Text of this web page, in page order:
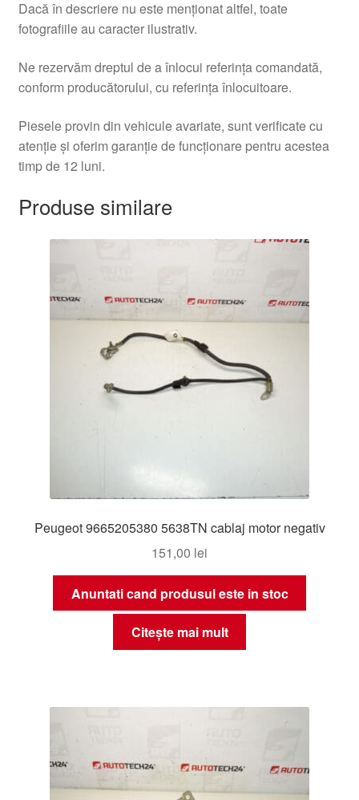
Dacă în descriere nu este menționat altfel, toate
fotografiile au caracter ilustrativ.
Ne rezervăm dreptul de a înlocui referința comandată,
conform producătorului, cu referința înlocuitoare.
Piesele provin din vehicule avariate, sunt verificate cu
atenție și oferim garanție de funcționare pentru acestea
timp de 12 luni.
Produse similare
Peugeot 9665205380 5638TN cablaj motor negativ
151,00 lei
Anuntati cand produsul este in stoc
Citește mai mult